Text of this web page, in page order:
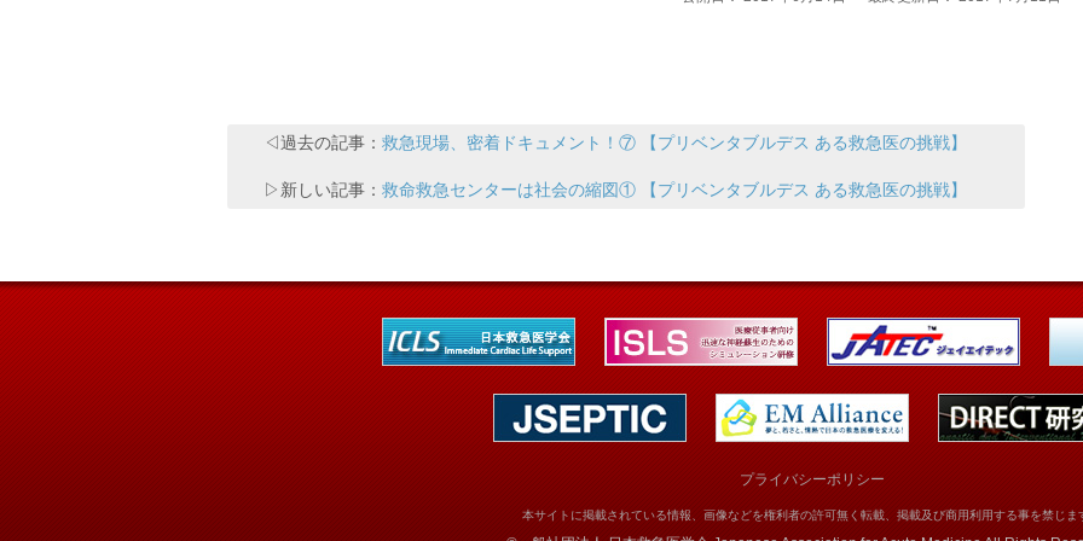
◁過去の記事： 救急現場、密着ドキュメント！⑦ 【プリベンタブルデス ある救急医の挑戦】
▷新しい記事： 救命救急センターは社会の縮図① 【プリベンタブルデス ある救急医の挑戦】
プライバシーポリシー
本サイトに掲載されている情報、画像などを権利者の許可無く転載、掲載及び商用利用する事を禁じま